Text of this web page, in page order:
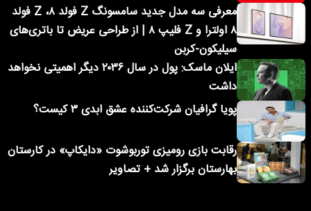
معرفی سه مدل جدید سامسونگ Z فولد ۸، Z فولد
۸ اولترا و Z فلیپ ۸ | از طراحی عریض تا باتری‌های
سیلیکون-کربن
ایلان ماسک: پول در سال ۲۰۳۶ دیگر اهمیتی نخواهد
داشت
پویا گرافیان شرکت‌کننده عشق ابدی ۳ کیست؟
رقابت بازی رومیزی توربوشوت «دایکاپ» در کارستان
بهارستان برگزار شد + تصاویر